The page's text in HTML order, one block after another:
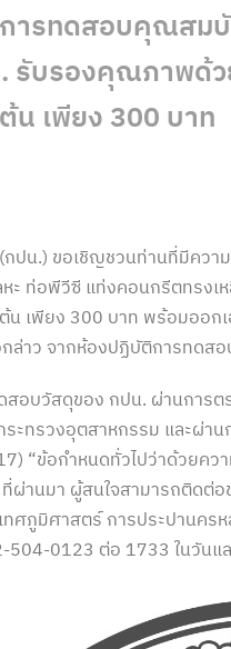
การทดสอบคุณสม
รับรองคุณภาพด้
น เพียง 300 บาท
กปน.) ขอเชิญชวนท่านที่มีคว
ะ ท่อพีวีซี แท่งคอนกรีตทรงเ
น เพียง 300 บาท พร้อมออ
ล่าว จากห้องปฏิบัติการทดส
อบวัสดุของ กปน. ผ่านการ
ะทรวงอุตสาหกรรม และผ่
“ข้อกำหนดทั่วไปว่าด้วยค
ผ่านมา ผู้สนใจสามารถติดต่
ศภูมิศาสตร์ การประปานคร
0123 ต่อ 1733 ในวันแล